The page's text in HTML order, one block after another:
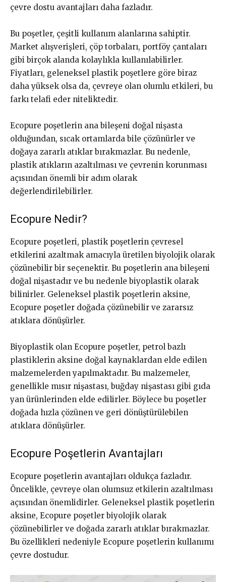
çevre dostu avantajları daha fazladır.
Bu poşetler, çeşitli kullanım alanlarına sahiptir.
Market alışverişleri, çöp torbaları, portföy çantaları
gibi birçok alanda kolaylıkla kullanılabilirler.
Fiyatları, geleneksel plastik poşetlere göre biraz
daha yüksek olsa da, çevreye olan olumlu etkileri, bu
farkı telafi eder niteliktedir.
Ecopure poşetlerin ana bileşeni doğal nişasta
olduğundan, sıcak ortamlarda bile çözünürler ve
doğaya zararlı atıklar bırakmazlar. Bu nedenle,
plastik atıkların azaltılması ve çevrenin korunması
açısından önemli bir adım olarak
değerlendirilebilirler.
Ecopure Nedir?
Ecopure poşetleri, plastik poşetlerin çevresel
etkilerini azaltmak amacıyla üretilen biyolojik olarak
çözünebilir bir seçenektir. Bu poşetlerin ana bileşeni
doğal nişastadır ve bu nedenle biyoplastik olarak
bilinirler. Geleneksel plastik poşetlerin aksine,
Ecopure poşetler doğada çözünebilir ve zararsız
atıklara dönüşürler.
Biyoplastik olan Ecopure poşetler, petrol bazlı
plastiklerin aksine doğal kaynaklardan elde edilen
malzemelerden yapılmaktadır. Bu malzemeler,
genellikle mısır nişastası, buğday nişastası gibi gıda
yan ürünlerinden elde edilirler. Böylece bu poşetler
doğada hızla çözünen ve geri dönüştürülebilen
atıklara dönüşürler.
Ecopure Poşetlerin Avantajları
Ecopure poşetlerin avantajları oldukça fazladır.
Öncelikle, çevreye olan olumsuz etkilerin azaltılması
açısından önemlidirler. Geleneksel plastik poşetlerin
aksine, Ecopure poşetler biyolojik olarak
çözünebilirler ve doğada zararlı atıklar bırakmazlar.
Bu özellikleri nedeniyle Ecopure poşetlerin kullanımı
çevre dostudur.